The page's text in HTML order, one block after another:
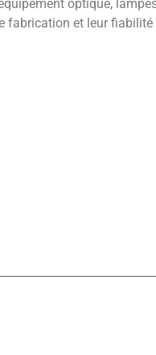
optique,
fabrication et leur fiabilité